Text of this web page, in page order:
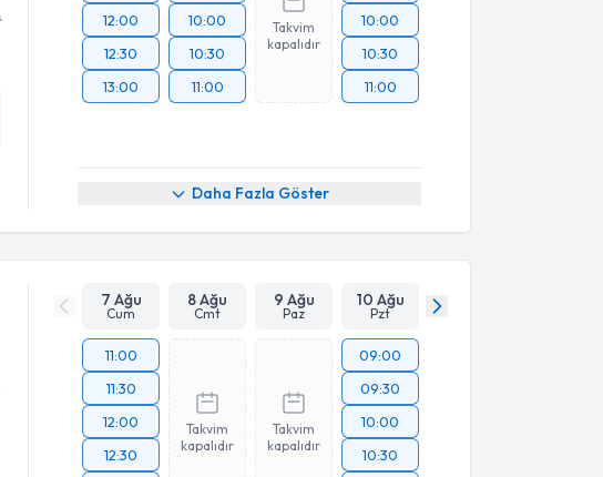
12:00
12:30
13:00
10:00
10:30
11:00
Takvim
kapalıdır
10:00
10:30
11:00
Daha Fazla Göster
7 Ağu
Cum
8 Ağu
Cmt
9 Ağu
Paz
10 Ağu
Pzt
11:00
11:30
12:00
12:30
Takvim
kapalıdır
Takvim
kapalıdır
09:00
09:30
10:00
10:30